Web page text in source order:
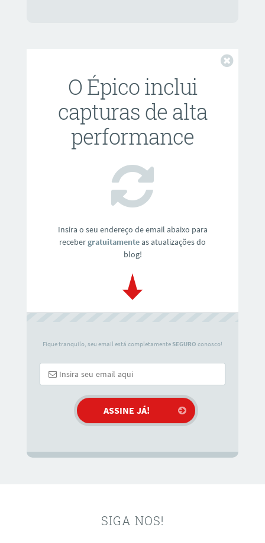
O Épico inclui
capturas de alta
performance
Insira o seu endereço de email abaixo para
recebergratuitamenteas atualizações do
blog!
Fique tranquilo, seu email está completamente SEGURO conosco!
SIGA NOS!